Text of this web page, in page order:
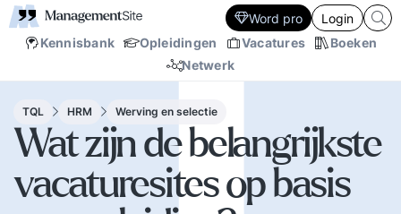
Kennisbank Opleidingen Vacatures
Boeken
Netwerk
Word pro Login
TQL HRM Werving en selectie
Wat zijn de belangrijkste
vacaturesites op basis